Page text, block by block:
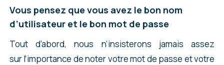
Vous pensez que vous avez le bon nom
d’utilisateur et le bon mot de passe
Tout d’abord, nous n’insisterons jamais assez
sur l’importance de noter votre mot de passe et votre